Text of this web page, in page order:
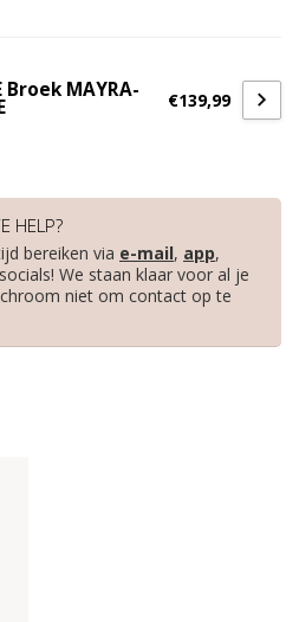
Broek MAYRA- €139,99
HELP?
bereiken via e-mail, app,
We staan klaar voor al je
niet om contact op te